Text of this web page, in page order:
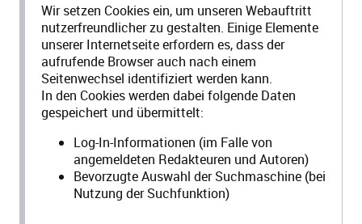
Wir setzen Cookies ein, um unseren Webauftritt
nutzerfreundlicher zu gestalten. Einige Elemente
unserer Internetseite erfordern es, dass der
aufrufende Browser auch nach einem
Seitenwechsel identifiziert werden kann.
In den Cookies werden dabei folgende Daten
gespeichert und übermittelt:
Log-In-Informationen (im Falle von
angemeldeten Redakteuren und Autoren)
Bevorzugte Auswahl der Suchmaschine (bei
Nutzung der Suchfunktion)